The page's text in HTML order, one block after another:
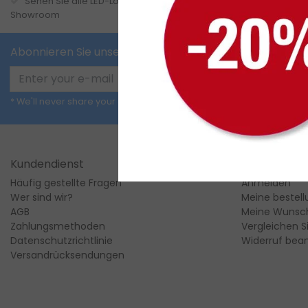
Showroom
Beleuchtung
Abonnieren Sie unseren Newsletter
* We'll never share your email with anyone else.
Kundendienst
Häufig gestellte Fragen
Wer sind wir?
AGB
Zahlungsmethoden
Datenschutzrichtlinie
Versandrücksendungen
Anmelden
Meine
Meine
Vergleichen
Widerruf